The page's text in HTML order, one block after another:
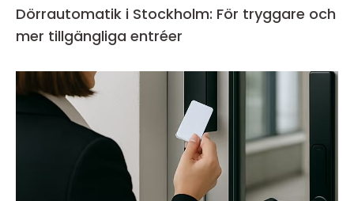
Dörrautomatik i Stockholm: För tryggare och
mer tillgängliga entréer